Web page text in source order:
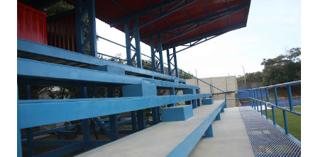
equipo más regular del torneo tras g